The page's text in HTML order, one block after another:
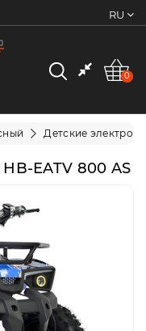
RU
0
Детские
EATV 800 AS